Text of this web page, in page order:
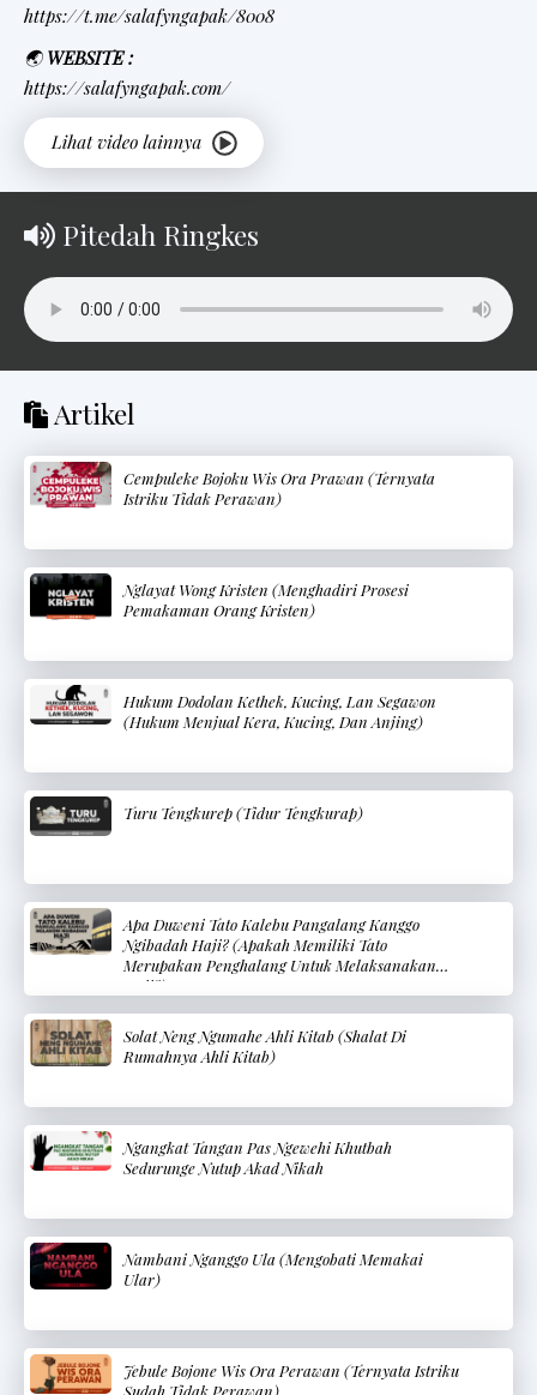
https://t.me/salafyngapak/8008
🌏WEBSITE :
https://salafyngapak.com/
Pitedah Ringkes
Artikel
Cempuleke Bojoku Wis Ora Prawan (Ternyata
Istriku Tidak Perawan)
Nglayat Wong Kristen (Menghadiri Prosesi
Pemakaman Orang Kristen)
Hukum Dodolan Kethek, Kucing, Lan Segawon
(Hukum Menjual Kera, Kucing, Dan Anjing)
Turu Tengkurep (Tidur Tengkurap)
Apa Duweni Tato Kalebu Pangalang Kanggo
Ngibadah Haji? (Apakah Memiliki Tato
Merupakan Penghalang Untuk Melaksanakan
Haji?)
Solat Neng Ngumahe Ahli Kitab (Shalat Di
Rumahnya Ahli Kitab)
Ngangkat Tangan Pas Ngewehi Khutbah
Sedurunge Nutup Akad Nikah
Nambani Nganggo Ula (Mengobati Memakai
Ular)
Jebule Bojone Wis Ora Perawan (Ternyata Istriku